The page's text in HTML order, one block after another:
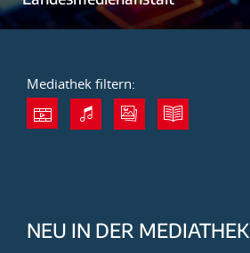
Mediathek filtern:
NEU IN DER MEDIATHEK